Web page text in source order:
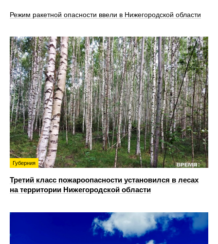
Режим ракетной опасности ввели в Нижегородской области
Губерния
Третий класс пожароопасности установился в лесах
на территории Нижегородской области